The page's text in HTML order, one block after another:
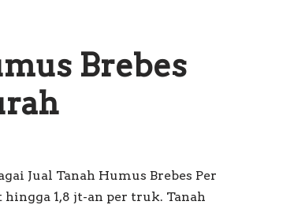
Brebes
Jual Tanah Humus Brebes Per
1,8 jt-an per truk. Tanah